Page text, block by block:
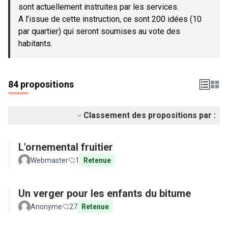
sont actuellement instruites par les services.
A l’issue de cette instruction, ce sont 200 idées (10
par quartier) qui seront soumises au vote des
habitants.
84 propositions
Classement des propositions par :
L'ornemental fruitier
Webmaster 1 Retenue
Un verger pour les enfants du bitume
Anonyme 27 Retenue